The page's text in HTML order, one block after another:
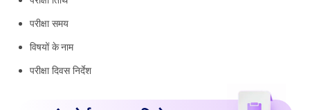
परीक्षा समय
विषयों के नाम
परीक्षा दिवस निर्देश
उत्तराखंड बोर्ड कक्षा 12 सिलेबस 2023